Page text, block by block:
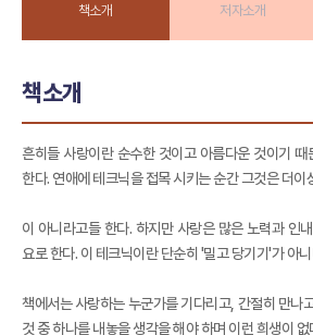
책소개 저자소개
책소개
흔히들 사랑이란 순수한 것이고 아름다운 것이기
한다. 연애에 테크닉을 접목 시키는 순간 그것은 더이
이 아니라고들 한다. 하지만 사랑은 많은 노력과 인
요로 한다. 이 테크닉이란 단순히 '밀고 당기기'가 아
책에서는 사랑하는 누군가를 기다리고, 간절히 만나
것 중 하나를 내놓을 생각을 해야 하며 이런 희생이 없